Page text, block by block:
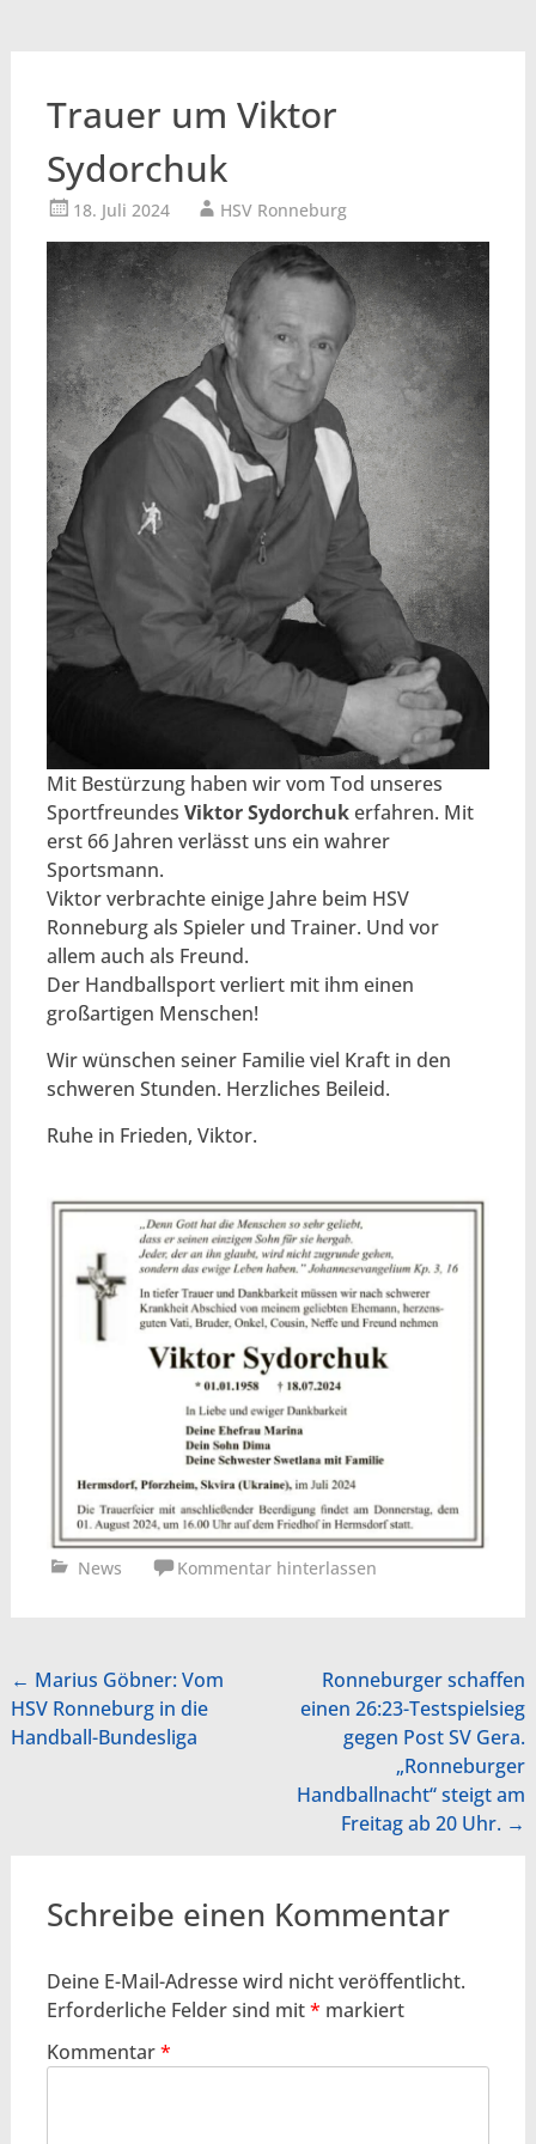
Trauer um Viktor
Sydorchuk
18. Juli 2024 HSV Ronneburg
Mit Bestürzung haben wir vom Tod unseres
Sportfreundes Viktor Sydorchukerfahren. Mit
erst 66 Jahren verlässt uns ein wahrer
Sportsmann.
Viktor verbrachte einige Jahre beim HSV
Ronneburg als Spieler und Trainer. Und vor
allem auch als Freund.
Der Handballsport verliert mit ihm einen
großartigen Menschen!
Wir wünschen seiner Familie viel Kraft in den
schweren Stunden. Herzliches Beileid.
Ruhe in Frieden, Viktor.
News Kommentar hinterlassen
Beitragsnavigation
← Marius Göbner: Vom
HSV Ronneburg in die
Handball-Bundesliga
Ronneburger schaffen
einen 26:23-Testspielsieg
gegen Post SV Gera.
„Ronneburger
Handballnacht“ steigt am
Freitag ab 20 Uhr. →
Schreibe einen Kommentar
Deine E-Mail-Adresse wird nicht veröffentlicht.
Erforderliche Felder sind mit* markiert
Kommentar*